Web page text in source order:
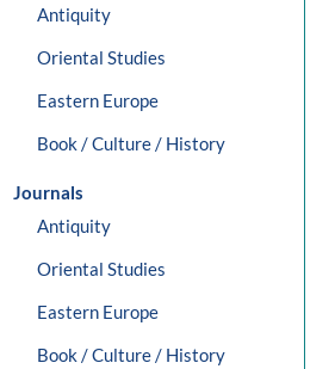
Antiquity
Oriental Studies
Eastern Europe
Book / Culture / History
Journals
Antiquity
Oriental Studies
Eastern Europe
Book / Culture / History